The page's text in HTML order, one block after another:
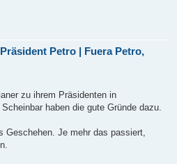
Petro | Fuera Petro,
zu ihrem Präsidenten in
haben die gute Gründe dazu.
Geschehen. Je mehr das passiert,